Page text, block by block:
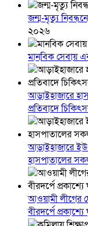
জন্ম-মৃত্যু
২০২৬
মানবিক সেবায়
আড়াইহাজারে
প্রতিবাদে
আড়াইহাজারে
হাসপাতালের
আওয়ামী লীগের
বীরদর্পে